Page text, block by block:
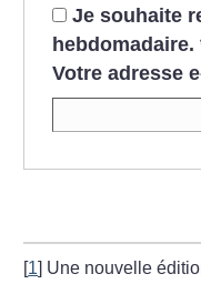
Je souhaite
hebdomadaire.
Votre adresse
[1] Une nouvelle